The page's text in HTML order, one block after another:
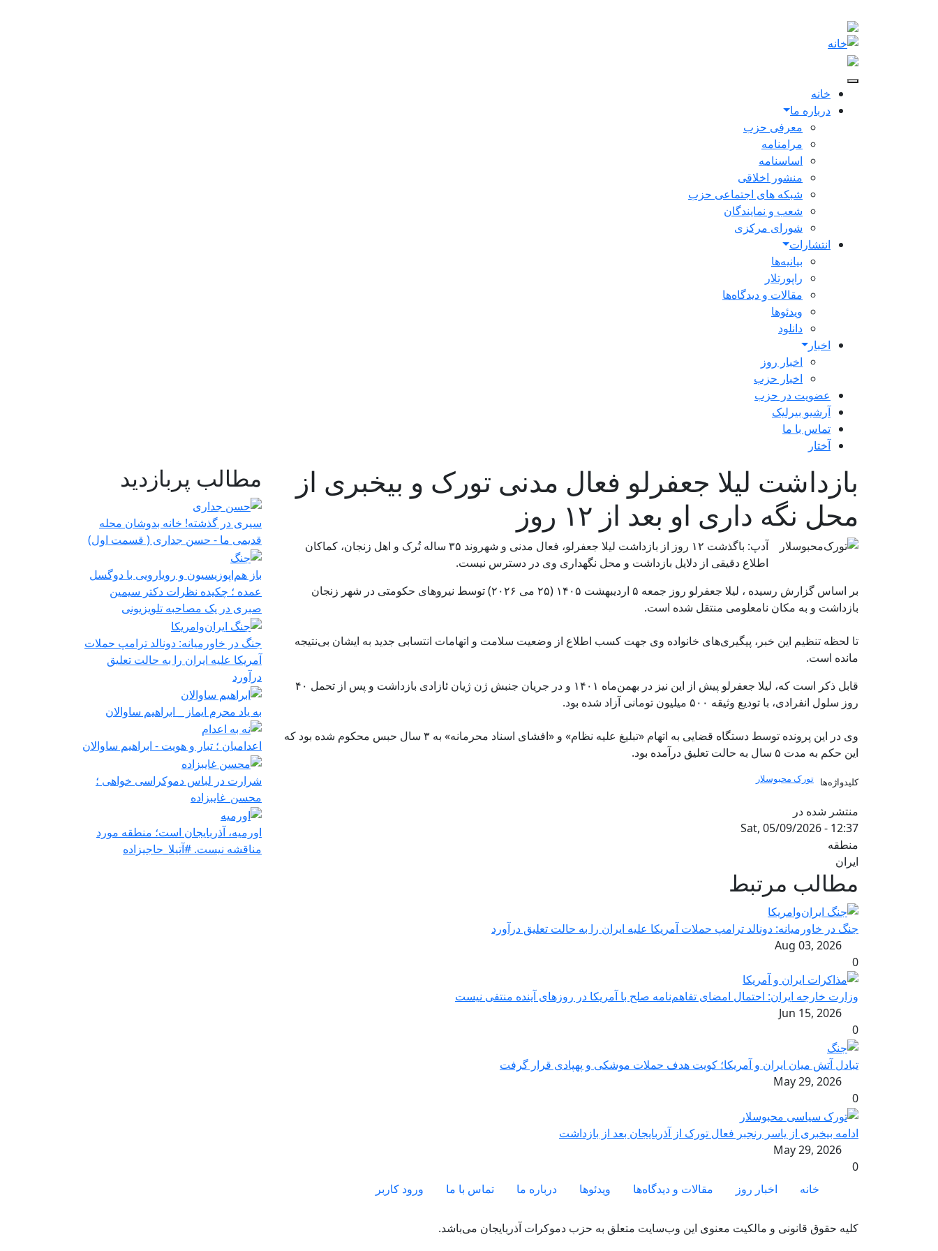
Main navigation
خانه
درباره ما
معرفی حزب
مرامنامه
اساسنامه
منشور اخلاقی
شبکه های اجتماعی حزب
شعب و نمایندگان
شورای مرکزی
انتشارات
بیانیه‌ها
راپورتلار
مقالات و دیدگاه‌ها
ویدئو‌ها
دانلود
اخبار
اخبار روز
اخبار حزب
عضویت در حزب
آرشیو بیرلیک
تماس با ما
آختار
بازداشت لیلا جعفرلو فعال مدنی تورک و بیخبری از
محل نگه داری او بعد از ۱۲ روز
آدپ: باگذشت ۱۲ روز از بازداشت لیلا جعفرلو، فعال مدنی و شهروند ۳۵ ساله تُرک و اهل زنجان، کماکان
اطلاع دقیقی از دلایل بازداشت و محل نگهداری وی در دسترس نیست.
بر اساس گزارش رسیده ، لیلا جعفرلو روز جمعه ۵ اردیبهشت‌ ۱۴۰۵ (۲۵ می ۲۰۲۶) توسط نیروهای حکومتی در شهر زنجان
بازداشت و به مکان نامعلومی منتقل شده است.
تا لحظه تنظیم این خبر، پیگیری‌های خانواده وی جهت کسب اطلاع از وضعیت سلامت و اتهامات انتسابی جدید به ایشان بی‌نتیجه
مانده است.
قابل ذکر است که، لیلا جعفرلو پیش از این نیز در بهمن‌ماه ۱۴۰۱ و در جریان جنبش ژن ژیان ئازادی بازداشت و پس از تحمل ۴۰
روز سلول انفرادی، با تودیع وثیقه ۵۰۰ میلیون تومانی آزاد شده بود.
وی در این پرونده توسط دستگاه قضایی به اتهام «تبلیغ علیه نظام» و «افشای اسناد محرمانه» به ۳ سال حبس محکوم شده بود که
این حکم به مدت ۵ سال به حالت تعلیق درآمده بود.
کلیدواژه‌ها تورک محبوسلار
منتشر شده در
Sat, 05/09/2026 - 12:37
منطقه
ایران
مطالب مرتبط
جنگ در خاورمیانه: دونالد ترامپ حملات آمریکا علیه ایران را به حالت تعلیق درآورد
Aug 03, 2026
0
وزارت خارجه ایران: احتمال امضای تفاهم‌نامه صلح با آمریکا در روزهای آینده منتفی نیست
Jun 15, 2026
0
تبادل آتش میان ایران و آمریکا؛ کویت هدف حملات موشکی و پهپادی قرار گرفت
May 29, 2026
0
ادامه بیخبری از یاسر رنجبر فعال تورک از آذربایجان بعد از بازداشت
May 29, 2026
0
مطالب پربازدید
سیری در گذشته! خانه بدوشان محله
قدیمی ما - حسن جداری ( قسمت اول)
باز هم‌اپوزیسیون‌ و رویارویی با ‌دو‌گسل
عمده ؛ چکیده نظرات دکتر سیمین
صبری در یک مصاحبه تلویزیونی
جنگ در خاورمیانه: دونالد ترامپ حملات
آمریکا علیه ایران را به حالت تعلیق
درآورد
به یاد محرم ایماز _ ابراهیم ساوالان
اعدامیان ؛ تبار و هویت - ابراهیم ساوالان
شرارت در لباس دموکراسی‌ خواهی ؛
محسن_غایبزاده
اورمیه، آذربایجان است؛ منطقه مورد
مناقشه نیست. #آتیلا_حاجیزاده
Footer menu
خانه اخبار روز مقالات و دیدگاه‌ها ویدئو‌ها درباره ما تماس با ما ورود کاربر
کلیه حقوق قانونی و مالکیت معنوی این وب‌سایت متعلق به حزب دموکرات آذربایجان می‌باشد.